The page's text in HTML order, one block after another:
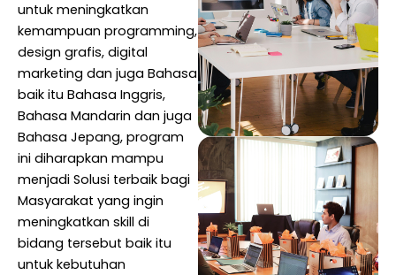
untuk meningkatkan
kemampuan programming,
design grafis, digital
marketing dan juga Bahasa
baik itu Bahasa Inggris,
Bahasa Mandarin dan juga
Bahasa Jepang, program
ini diharapkan mampu
menjadi Solusi terbaik bagi
Masyarakat yang ingin
meningkatkan skill di
bidang tersebut baik itu
untuk kebutuhan